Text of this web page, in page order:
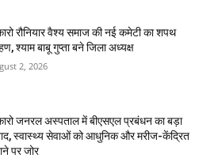
रौनियार वैश्य समाज की नई कमेटी का शपथ
श्याम बाबू गुप्ता बने जिला अध्यक्ष
2, 2026
जनरल अस्पताल में बीएसएल प्रबंधन का बड़ा
स्वास्थ्य सेवाओं को आधुनिक और मरीज-केंद्रित
पर जोर